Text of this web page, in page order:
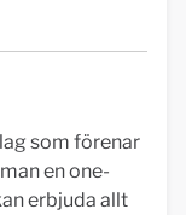
som förenar
en one-
erbjuda allt